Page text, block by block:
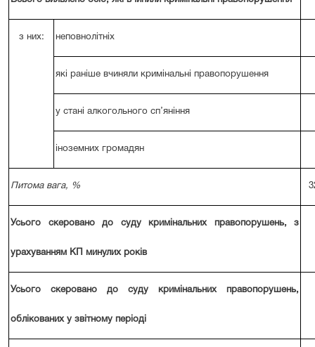
з них: неповнолітніх
які раніше вчиняли кримінальні правопорушення
у стані алкогольного сп’яніння
іноземних громадян
Питома вага, %
Усього скеровано до суду кримінальних правопорушень, з
урахуванням КП минулих років
Усього скеровано до суду кримінальних правопорушень,
облікованих у звітному періоді